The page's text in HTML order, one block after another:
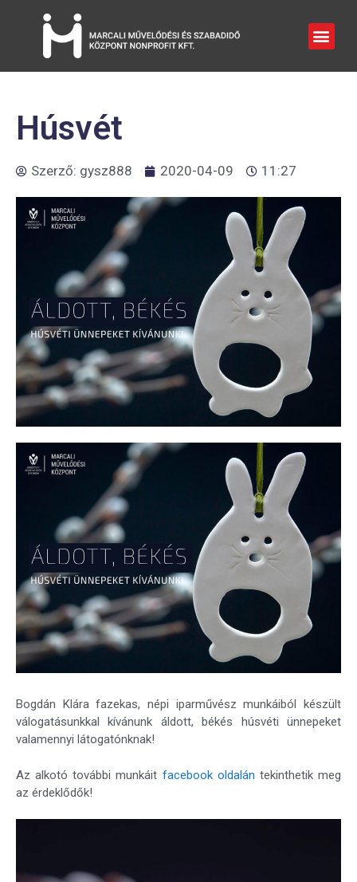
Húsvét
Szerző: gysz888 2020-04-09 11:27
Bogdán Klára fazekas, népi iparművész munkáiból készült
válogatásunkkal kívánunk áldott, békés húsvéti ünnepeket
valamennyi látogatónknak!
Az alkotó további munkáit facebook oldalán tekinthetik meg
az érdeklődők!